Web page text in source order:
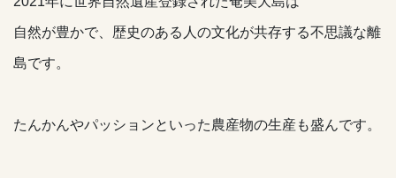
自然が豊かで、歴史のある人の文化が共存する不思議な離
島です。
たんかんやパッションといった農産物の生産も盛んです。